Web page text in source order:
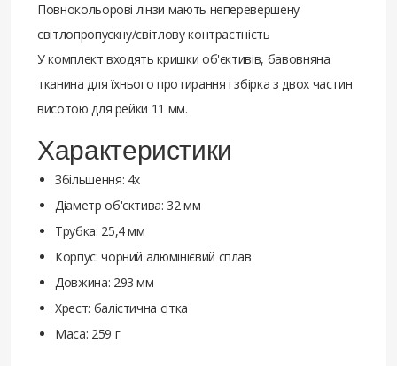
Повнокольорові лінзи мають неперевершену
світлопропускну/світлову контрастність
У комплект входять кришки об'єктивів, бавовняна
тканина для їхнього протирання і збірка з двох частин
висотою для рейки 11 мм.
Характеристики
Збільшення: 4x
Діаметр об'єктива: 32 мм
Трубка: 25,4 мм
Корпус: чорний алюмінієвий сплав
Довжина: 293 мм
Хрест: балістична сітка
Маса: 259 г